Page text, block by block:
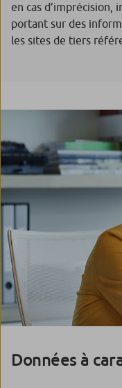
en cas d’imprécision,
portant sur des
les sites de tiers
Données à